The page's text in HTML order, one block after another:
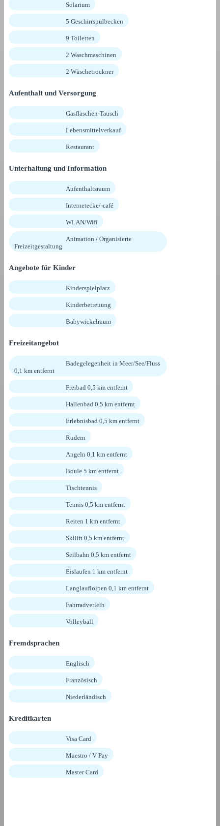
Solarium
5 Geschirrspülbecken
9 Toiletten
2 Waschmaschinen
2 Wäschetrockner
Aufenthalt und Versorgung
Gasflaschen-Tausch
Lebensmittelverkauf
Restaurant
Unterhaltung und Information
Aufenthaltsraum
Internetecke/-café
WLAN/Wifi
Animation / Organisierte
Freizeitgestaltung
Angebote für Kinder
Kinderspielplatz
Kinderbetreuung
Babywickelraum
Freizeitangebot
Badegelegenheit in Meer/See/Fluss
0,1 km entfernt
Freibad 0,5 km entfernt
Hallenbad 0,5 km entfernt
Erlebnisbad 0,5 km entfernt
Rudern
Angeln 0,1 km entfernt
Boule 5 km entfernt
Tischtennis
Tennis 0,5 km entfernt
Reiten 1 km entfernt
Skilift 0,5 km entfernt
Seilbahn 0,5 km entfernt
Eislaufen 1 km entfernt
Langlaufloipen 0,1 km entfernt
Fahrradverleih
Volleyball
Fremdsprachen
Englisch
Französisch
Niederländisch
Kreditkarten
Visa Card
Maestro / V Pay
Master Card